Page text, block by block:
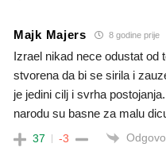
Majk Majers 8 godine prije
Izrael nikad nece odustat od
stvorena da bi se sirila i
je jedini cilj i svrha
narodu su basne za malu
37 -3